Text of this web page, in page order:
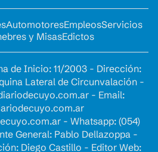
AutomotoresEmpleosServicios
y MisasEdictos
de Inicio: 11/2003 - Dirección:
Lateral de Circunvalación -
- Email:
- Whatsapp: (054)
General: Pablo Dellazoppa -
Diego Castillo - Editor Web: